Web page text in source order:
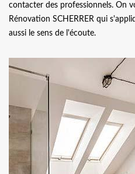
contacter des professionnels. On
Rénovation SCHERRER qui
aussi le sens de l'écoute.